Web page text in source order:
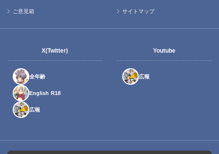
ご意見箱 サイトマップ
X(Twitter)
全年齢
English R18
広報
Youtube
広報